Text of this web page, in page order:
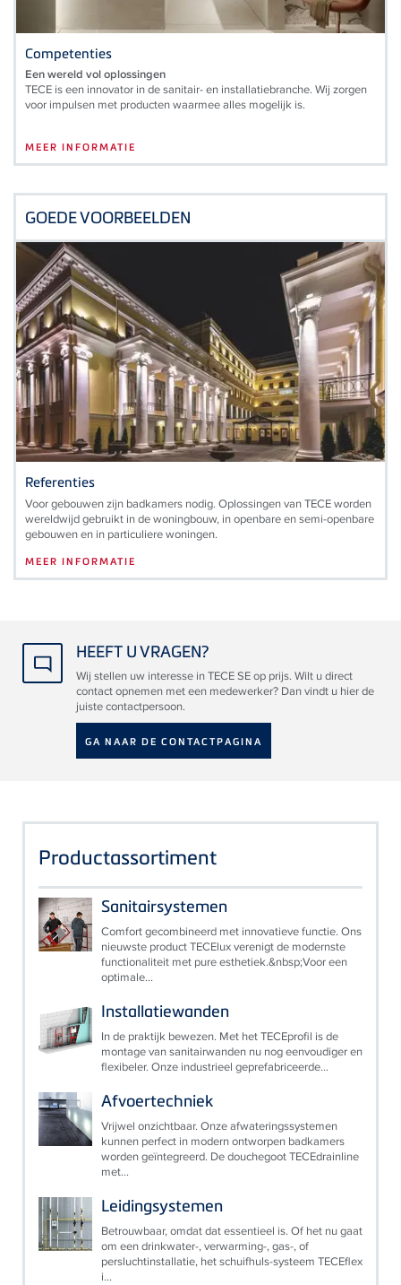
Competenties
Een wereld vol oplossingen
TECE is een innovator in de sanitair- en installatiebranche. Wij zorgen
voor impulsen met producten waarmee alles mogelijk is.
MEER INFORMATIE
GOEDE VOORBEELDEN
Referenties
Voor gebouwen zijn badkamers nodig. Oplossingen van TECE worden
wereldwijd gebruikt in de woningbouw, in openbare en semi-openbare
gebouwen en in particuliere woningen.
MEER INFORMATIE
HEEFT U VRAGEN?
Wij stellen uw interesse in TECE SE op prijs. Wilt u direct
contact opnemen met een medewerker? Dan vindt u hier de
juiste contactpersoon.
GA NAAR DE CONTACTPAGINA
Productassortiment
Sanitairsystemen
Comfort gecombineerd met innovatieve functie. Ons
nieuwste product TECElux verenigt de modernste
functionaliteit met pure esthetiek.&nbsp;Voor een
optimale...
Installatiewanden
In de praktijk bewezen. Met het TECEprofil is de
montage van sanitairwanden nu nog eenvoudiger en
flexibeler. Onze industrieel geprefabriceerde...
Afvoertechniek
Vrijwel onzichtbaar. Onze afwateringssystemen
kunnen perfect in modern ontworpen badkamers
worden geïntegreerd. De douchegoot TECEdrainline
met...
Leidingsystemen
Betrouwbaar, omdat dat essentieel is. Of het nu gaat
om een drinkwater-, verwarming-, gas-, of
persluchtinstallatie, het schuifhuls-systeem TECEflex
i...